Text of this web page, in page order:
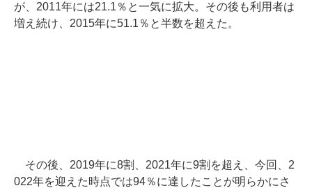
が、2011年には21.1％と一気に拡大。その後も利用者は
増え続け、2015年に51.1％と半数を超えた。
その後、2019年に8割、2021年に9割を超え、今回、2
022年を迎えた時点では94％に達したことが明らかにさ